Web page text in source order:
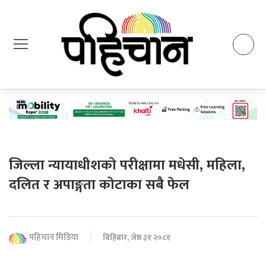
जिल्ला न्यायाधीशको परीक्षामा मधेसी, महिला,
दलित र अपाङ्गता कोटाका सबै फेल
पहिचान मिडिया बिहिबार, जेष्ठ ३१ २०८१